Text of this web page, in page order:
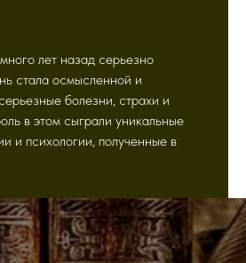
лет назад серьезно
стала осмысленной и
болезни, страхи и
в этом сыграли уникальные
и психологии, полученные в